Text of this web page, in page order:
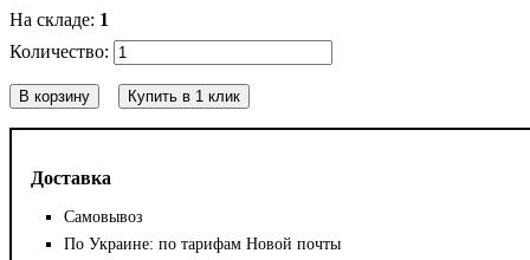
Доставка
Самовывоз
По Украине: по тарифам Новой почты
1
В корзину Купить в 1 клик